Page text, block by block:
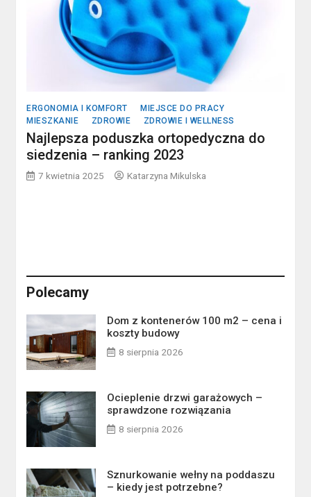
ERGONOMIA I KOMFORT
MIEJSCE DO PRACY
MIESZKANIE
ZDROWIE ZDROWIE I WELLNESS
Najlepsza poduszka ortopedyczna do
siedzenia – ranking 2023
7 kwietnia 2025 Katarzyna Mikulska
Polecamy
Dom z kontenerów 100 m2 – cena i
koszty budowy
8 sierpnia 2026
Ocieplenie drzwi garażowych –
sprawdzone rozwiązania
8 sierpnia 2026
Sznurkowanie wełny na poddaszu
– kiedy jest potrzebne?